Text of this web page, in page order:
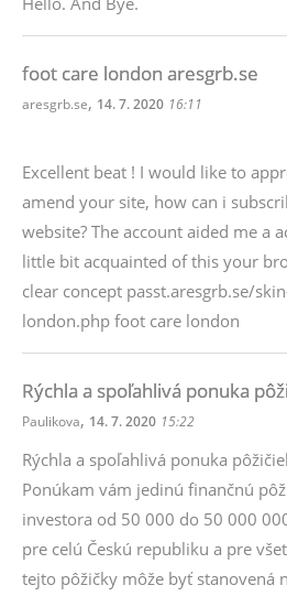
foot care london aresgrb.se
aresgrb.se, 14. 7. 2020 16:11
Excellent beat ! I would like to
amend your site, how can i
website? The account aided me a
little bit acquainted of this your
clear concept passt.aresgrb.se/
london.php foot care london
Rýchla a spoľahlivá ponuka
Paulikova, 14. 7. 2020 15:22
Rýchla a spoľahlivá ponuka
Ponúkam vám jedinú finančnú
investora od 50 000 do 50 000
pre celú Českú republiku a pre
tejto pôžičky môže byť stanovená